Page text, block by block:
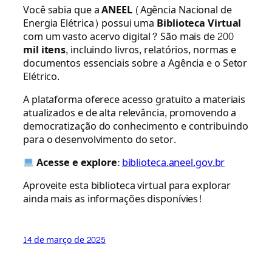
Você sabia que aANEEL(Agência Nacional de
Energia Elétrica) possui uma Biblioteca Virtual
com um vasto acervo digital? São mais de200
mil itens, incluindo livros, relatórios, normas e
documentos essenciais sobre a Agência e o Setor
Elétrico.
A plataforma oferece acesso gratuito a materiais
atualizados e de alta relevância, promovendo a
democratização do conhecimento e contribuindo
para o desenvolvimento do setor.
Acesse e explore:biblioteca.aneel.gov.br
Aproveite esta biblioteca virtual para explorar
ainda mais as informações disponívies!
14 de março de 2025